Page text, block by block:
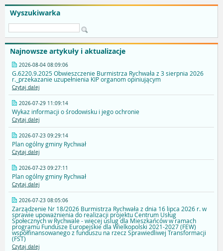
Wyszukiwarka
Najnowsze artykuły i aktualizacje
2026-08-04 08:09:06
G.6220.9.2025 Obwieszczenie Burmistrza Rychwała z 3 sierpnia 2026
r._przekazanie uzupełnienia KIP organom opiniującym
Czytaj dalej
2026-07-29 11:09:14
Wykaz informacji o środowisku i jego ochronie
Czytaj dalej
2026-07-23 09:29:14
Plan ogólny gminy Rychwał
Czytaj dalej
2026-07-23 09:27:11
Plan ogólny gminy Rychwał
Czytaj dalej
2026-07-23 08:05:06
Zarządzenie Nr 18/2026 Burmistrza Rychwała z dnia 16 lipca 2026 r. w
sprawie upoważnienia do realizacji projektu Centrum Usług
Społecznych w Rychwale - więcej uslug dla Mieszkańców w ramach
programu Fundusze Europejskie dla Wielkopolski 2021-2027 (FEW)
współfinansowanego z funduszu na rzecz Sprawiedliwej Transformacji
(FST)
Czytaj dalej